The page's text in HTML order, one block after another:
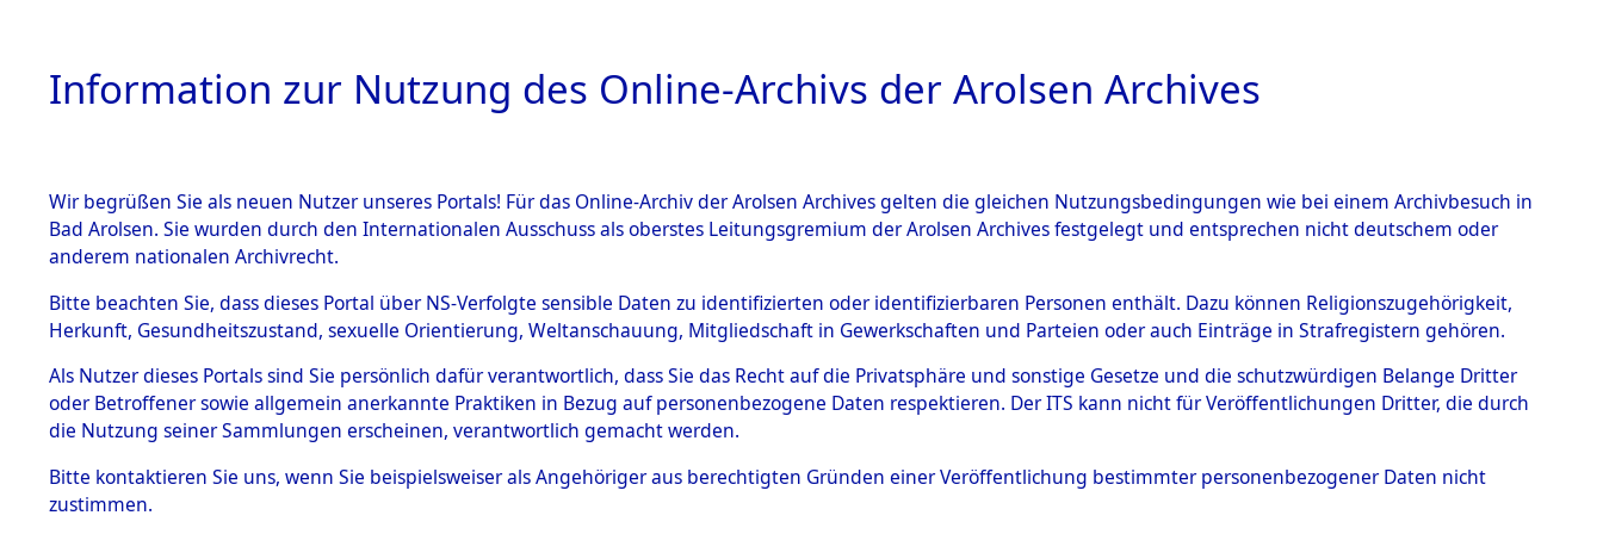
HOME BESTANDSBESCHREIBUNG ARCHIVALE ÜBERSICHT BILD
BESTÄNDE
Inhaftierungsdoku
mente
5. Verschiedenes
Todesmärsche
5.3.1 Alliierte
Ermittlungen zu den Orten Wildemann - Zusamzell→0002
(84602366)→0017 (84602383)
0017 (84602383)
Information zur Nutzung des Online-Archivs der Arolsen Archives
Wir begrüßen Sie als neuen Nutzer unseres Portals! Für das Online-Archiv der Arolsen Archives gelten die gleichen Nutzungsbedingungen wie bei einem Archivbesuch in
Bad Arolsen. Sie wurden durch den Internationalen Ausschuss als oberstes Leitungsgremium der Arolsen Archives festgelegt und entsprechen nicht deutschem oder
anderem nationalen Archivrecht.
Bitte beachten Sie, dass dieses Portal über NS-Verfolgte sensible Daten zu identifizierten oder identifizierbaren Personen enthält. Dazu können Religionszugehörigkeit,
Herkunft, Gesundheitszustand, sexuelle Orientierung, Weltanschauung, Mitgliedschaft in Gewerkschaften und Parteien oder auch Einträge in Strafregistern gehören.
Als Nutzer dieses Portals sind Sie persönlich dafür verantwortlich, dass Sie das Recht auf die Privatsphäre und sonstige Gesetze und die schutzwürdigen Belange Dritter
oder Betroffener sowie allgemein anerkannte Praktiken in Bezug auf personenbezogene Daten respektieren. Der ITS kann nicht für Veröffentlichungen Dritter, die durch
die Nutzung seiner Sammlungen erscheinen, verantwortlich gemacht werden.
Bitte kontaktieren Sie uns, wenn Sie beispielsweiser als Angehöriger aus berechtigten Gründen einer Veröffentlichung bestimmter personenbezogener Daten nicht
zustimmen.